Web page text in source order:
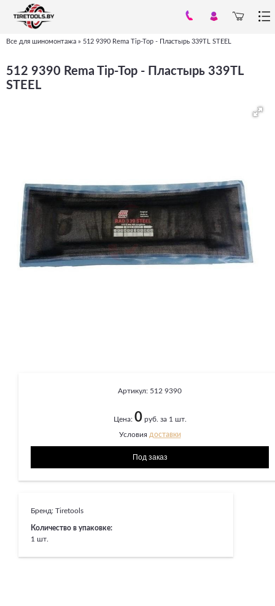
здесь
Все для шиномонтажа » 512 9390 Rema Tip-Top - Пластырь 339TL STEEL
512 9390 Rema Tip-Top - Пластырь 339TL
STEEL
Артикул: 512 9390
Цена: 0руб. за 1 шт.
Условия доставки
Бренд: Tiretools
Количество в упаковке:
1 шт.